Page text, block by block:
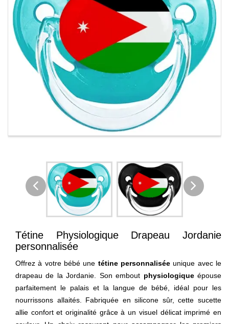
Tétine Physiologique Drapeau Jordanie
personnalisée
Offrez à votre bébé une tétine personnalisée unique avec le
drapeau de la Jordanie. Son embout physiologiqueépouse
parfaitement le palais et la langue de bébé, idéal pour les
nourrissons allaités. Fabriquée en silicone sûr, cette sucette
allie confort et originalité grâce à un visuel délicat imprimé en